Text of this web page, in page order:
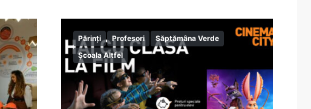
Părinți Profesori
Săptămâna Verde
Școala Altfel